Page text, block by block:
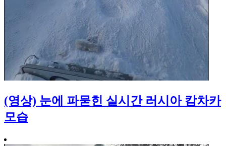
(영상) 눈에 파묻힌 실시간 러시아 캄차카
모습